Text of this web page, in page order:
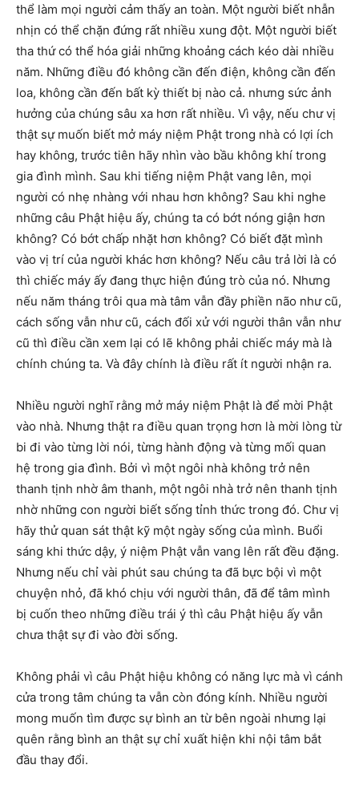
thể làm mọi người cảm thấy an toàn. Một người biết nhẫn
nhịn có thể chặn đứng rất nhiều xung đột. Một người biết
tha thứ có thể hóa giải những khoảng cách kéo dài nhiều
năm. Những điều đó không cần đến điện, không cần đến
loa, không cần đến bất kỳ thiết bị nào cả. nhưng sức ảnh
hưởng của chúng sâu xa hơn rất nhiều. Vì vậy, nếu chư vị
thật sự muốn biết mở máy niệm Phật trong nhà có lợi ích
hay không, trước tiên hãy nhìn vào bầu không khí trong
gia đình mình. Sau khi tiếng niệm Phật vang lên, mọi
người có nhẹ nhàng với nhau hơn không? Sau khi nghe
những câu Phật hiệu ấy, chúng ta có bớt nóng giận hơn
không? Có bớt chấp nhặt hơn không? Có biết đặt mình
vào vị trí của người khác hơn không? Nếu câu trả lời là có
thì chiếc máy ấy đang thực hiện đúng trò của nó. Nhưng
nếu năm tháng trôi qua mà tâm vẫn đầy phiền não như cũ,
cách sống vẫn như cũ, cách đối xử với người thân vẫn như
cũ thì điều cần xem lại có lẽ không phải chiếc máy mà là
chính chúng ta. Và đây chính là điều rất ít người nhận ra.
Nhiều người nghĩ rằng mở máy niệm Phật là để mời Phật
vào nhà. Nhưng thật ra điều quan trọng hơn là mời lòng từ
bi đi vào từng lời nói, từng hành động và từng mối quan
hệ trong gia đình. Bởi vì một ngôi nhà không trở nên
thanh tịnh nhờ âm thanh, một ngôi nhà trở nên thanh tịnh
nhờ những con người biết sống tỉnh thức trong đó. Chư vị
hãy thử quan sát thật kỹ một ngày sống của mình. Buổi
sáng khi thức dậy, ý niệm Phật vẫn vang lên rất đều đặng.
Nhưng nếu chỉ vài phút sau chúng ta đã bực bội vì một
chuyện nhỏ, đã khó chịu với người thân, đã để tâm mình
bị cuốn theo những điều trái ý thì câu Phật hiệu ấy vẫn
chưa thật sự đi vào đời sống.
Không phải vì câu Phật hiệu không có năng lực mà vì cánh
cửa trong tâm chúng ta vẫn còn đóng kính. Nhiều người
mong muốn tìm được sự bình an từ bên ngoài nhưng lại
quên rằng bình an thật sự chỉ xuất hiện khi nội tâm bắt
đầu thay đổi.